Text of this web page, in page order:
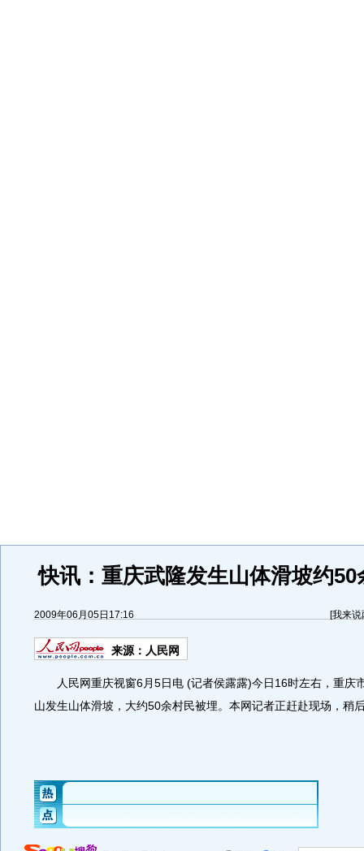
快讯：重庆武隆发生山体滑坡约50
2009年06月05日17:16 [我来说
来源： 人民网
人民网重庆视窗6月5日电 (记者侯露露)今日16时左右，重庆
山发生山体滑坡，大约50余村民被埋。本网记者正赶赴现场，稍